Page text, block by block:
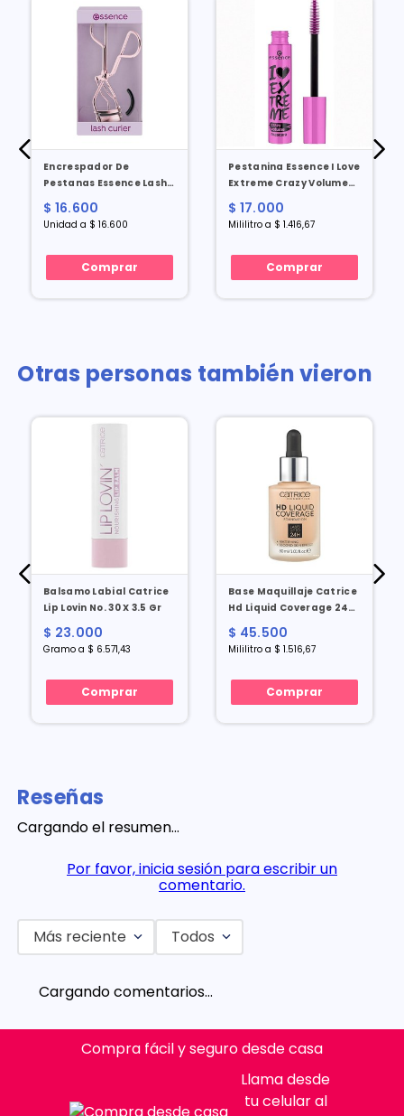
Encrespador De
Pestanas Essence Lash
$ 16.600
Unidad a $ 16.600
Comprar
Pestanina Essence I Love
Extreme Crazy Volumen
$ 17.000
Mililitro a $ 1.416,67
Comprar
Otras personas también vieron
Balsamo Labial Catrice
Lip Lovin No. 30 X 3.5 Gr
$ 23.000
Gramo a $ 6.571,43
Comprar
Base Maquillaje Catrice
Hd Liquid Coverage 24h
Sand X 30 Ml
$ 45.500
Mililitro a $ 1.516,67
Comprar
Reseñas
Cargando el resumen…
Por favor, inicia sesión para escribir un
comentario.
Más reciente Todos
Cargando comentarios…
Compra fácil y seguro desde casa
Llama desde
tu celular al